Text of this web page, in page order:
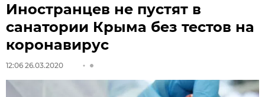
Иностранцев не пустят в
санатории Крыма без тестов на
коронавирус
12:06 26.03.2020